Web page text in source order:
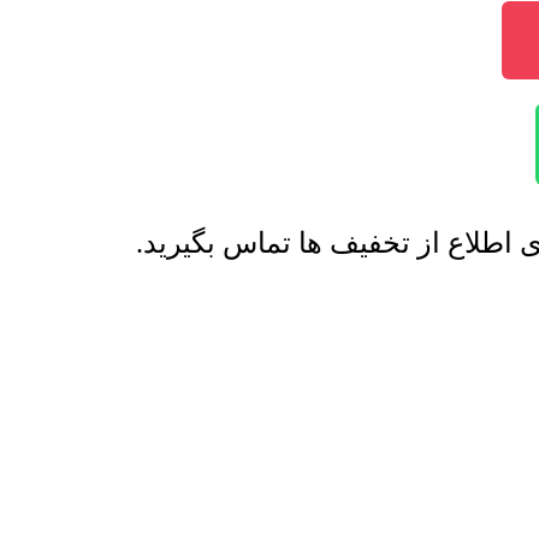
از تخفیف ها تماس بگیرید.